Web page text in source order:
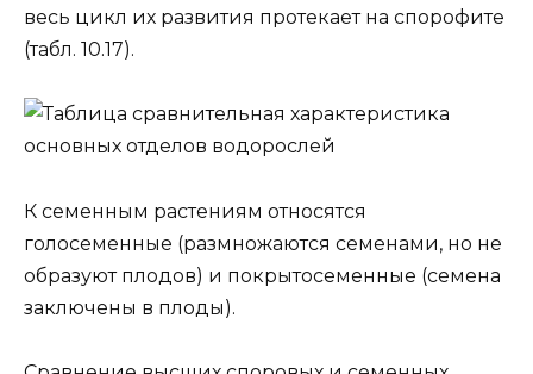
весь цикл их развития протекает на спорофите
(табл. 10.17).
К семенным растениям относятся
голосеменные (размножаются семенами, но не
образуют плодов) и покрытосеменные (семена
заключены в плоды).